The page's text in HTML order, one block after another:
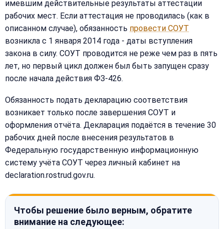
имевшим действительные результаты аттестации
рабочих мест. Если аттестация не проводилась (как в
описанном случае), обязанность провести СОУТ
возникла с 1 января 2014 года - даты вступления
закона в силу. СОУТ проводится не реже чем раз в пять
лет, но первый цикл должен был быть запущен сразу
после начала действия ФЗ-426.
Обязанность подать декларацию соответствия
возникает только после завершения СОУТ и
оформления отчёта. Декларация подаётся в течение 30
рабочих дней после внесения результатов в
Федеральную государственную информационную
систему учёта СОУТ через личный кабинет на
declaration.rostrud.gov.ru.
Чтобы решение было верным, обратите
внимание на следующее: